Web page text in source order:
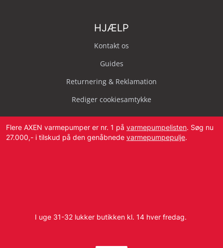
HJÆLP
Kontakt os
Guides
Returnering & Reklamation
Rediger cookiesamtykke
E-mail:info@dbvvs.dk
Flere AXEN varmepumper er nr. 1 på varmepumpelisten. Søg nu
27.000,- i tilskud på den genåbnede varmepumpepulje.
I uge 31-32 lukker butikken kl. 14 hver fredag.